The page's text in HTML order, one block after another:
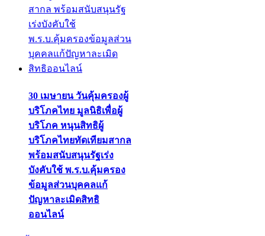
30 เมษายน วันคุ้มครองผู้
บริโภคไทย มูลนิธิเพื่อผู้
บริโภค หนุนสิทธิผู้
บริโภคไทยทัดเทียมสากล
พร้อมสนับสนุนรัฐเร่ง
บังคับใช้ พ.ร.บ.คุ้มครอง
ข้อมูลส่วนบุคคลแก้
ปัญหาละเมิดสิทธิ
ออนไลน์